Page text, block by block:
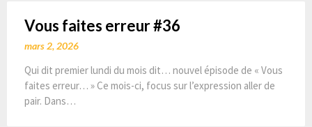
Vous faites erreur #36
mars 2, 2026
Qui dit premier lundi du mois dit… nouvel épisode de « Vous
faites erreur… » Ce mois-ci, focus sur l’expression aller de
pair. Dans…